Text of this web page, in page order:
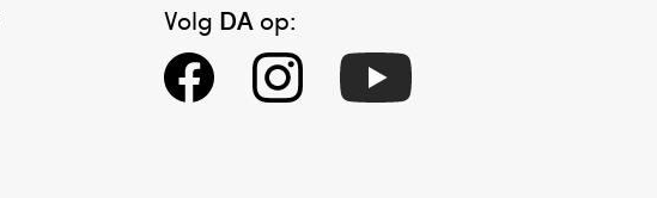
Volg DA op: